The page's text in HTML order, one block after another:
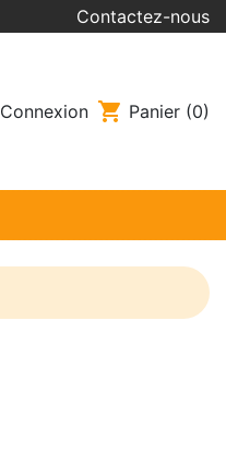
Contactez-nous
Connexion shopping_cart Panier (0)